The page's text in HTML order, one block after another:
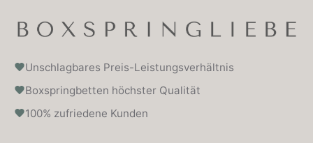
Unschlagbares Preis-Leistungsverhältnis
Boxspringbetten höchster Qualität
100% zufriedene Kunden